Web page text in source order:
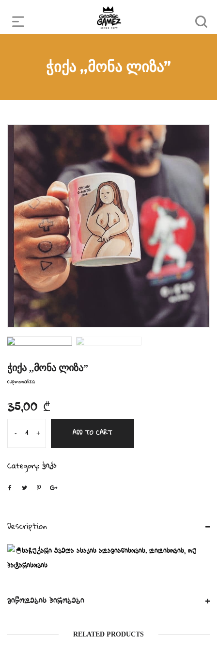
ჭიქა ,,მონა ლიზა”
ჭიქა ,,მონა ლიზა”
cupmonaliza
35,00 ₾
-
,,მონა
+ ADD TO CART
Category: ჭიქა
Description
საჩუქარი ყველა ასაკის ადამიანისთვის. დიდისთვის, თუ
პატარისთვის
მიწოდების პირობები
RELATED PRODUCTS